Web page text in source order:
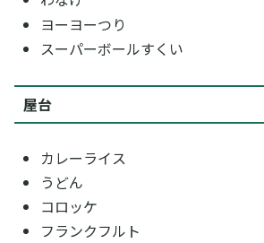
ヨーヨーつり
スーパーボールすくい
屋台
カレーライス
うどん
コロッケ
フランクフルト